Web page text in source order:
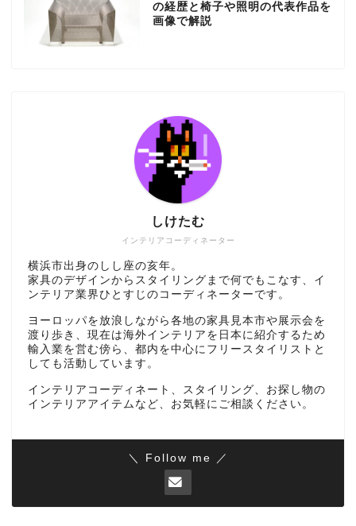
の経歴と椅子や照明の代表作品を
画像で解説
インテリアコーディネーター
しけたむ
横浜市出身のしし座の亥年。
家具のデザインからスタイリングまで何でもこなす、イ
ンテリア業界ひとすじのコーディネーターです。
ヨーロッパを放浪しながら各地の家具見本市や展示会を
渡り歩き、現在は海外インテリアを日本に紹介するため
輸入業を営む傍ら、都内を中心にフリースタイリストと
しても活動しています。
インテリアコーディネート、スタイリング、お探し物の
インテリアアイテムなど、お気軽にご相談ください。
＼ Follow me ／